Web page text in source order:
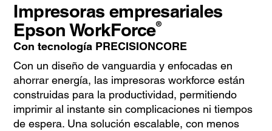
Impresoras empresariales
Epson WorkForce®
Con tecnología PRECISIONCORE
Con un diseño de vanguardia y enfocadas en
ahorrar energía, las impresoras workforce están
construidas para la productividad, permitiendo
imprimir al instante sin complicaciones ni tiempos
de espera. Una solución escalable, con menos